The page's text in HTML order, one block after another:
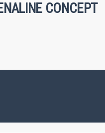
CONCEPT